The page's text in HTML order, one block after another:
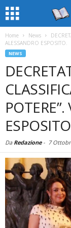
Home News
ALESSANDRO ESPOSITO.
NEWS
Da Redazione- 7